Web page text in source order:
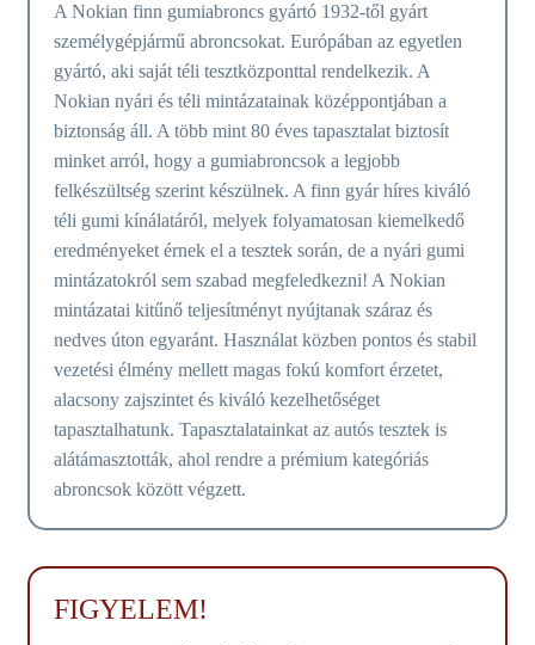
A Nokian finn gumiabroncs gyártó 1932-től gyárt
személygépjármű abroncsokat. Európában az egyetlen
gyártó, aki saját téli tesztközponttal rendelkezik. A
Nokian nyári és téli mintázatainak középpontjában a
biztonság áll. A több mint 80 éves tapasztalat biztosít
minket arról, hogy a gumiabroncsok a legjobb
felkészültség szerint készülnek. A finn gyár híres kiváló
téli gumi kínálatáról, melyek folyamatosan kiemelkedő
eredményeket érnek el a tesztek során, de a nyári gumi
mintázatokról sem szabad megfeledkezni! A Nokian
mintázatai kitűnő teljesítményt nyújtanak száraz és
nedves úton egyaránt. Használat közben pontos és stabil
vezetési élmény mellett magas fokú komfort érzetet,
alacsony zajszintet és kiváló kezelhetőséget
tapasztalhatunk. Tapasztalatainkat az autós tesztek is
alátámasztották, ahol rendre a prémium kategóriás
abroncsok között végzett.
FIGYELEM!